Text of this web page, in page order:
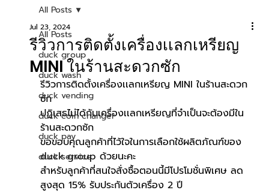
All Posts
duck group
duck wash
duck vending
duck coin changer
duck pay
duck service
All Posts
รีวิวการติดตั้งเครื่องเเลกเหรียญ
MINI ในร้านสะดวกซัก
Jul 23, 2024
รีวิวการติดตั้งเครื่องเเลกเหรียญ MINI ในร้านสะดวก
ซัก
ปฏิเสธไม่ได้กับเครื่องเเลกเหรียญที่จำเป็นจะต้องมีใน
ร้านสะดวกซัก
ขอขอบคุณลูกค้าที่ไว้ใจในการเลือกใช้ผลิตภัณฑ์ของ
duck group ด้วยนะคะ
สำหรับลูกค้าที่สนใจสั่งซื้อตอนนี้มีโปรโมชั่นพิเศษ ลด
สูงสุด 15% รับประกันตัวเครื่อง 2 ปี